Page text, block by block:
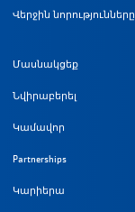
Վերջին նորությունները
Մասնակցեք
Նվիրաբերել
Կամավոր
Partnerships
Կարիերա